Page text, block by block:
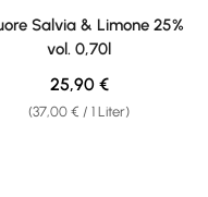
von 5 SternenBewertung
Salvia & Limone 25%
vol. 0,70l
(37,00 € / 1 Liter)
Regulärer Preis:
25,90 €